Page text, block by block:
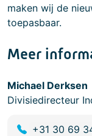
maken wij de
toepasbaar.
Meer
Michael Derksen
Divisiedirecteur
+31 30 69